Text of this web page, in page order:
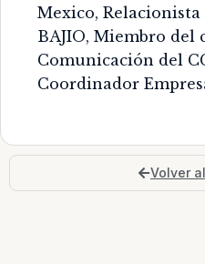
Mexico,
BAJIO, Miembro del
Comunicación del
Coordinador
Volver